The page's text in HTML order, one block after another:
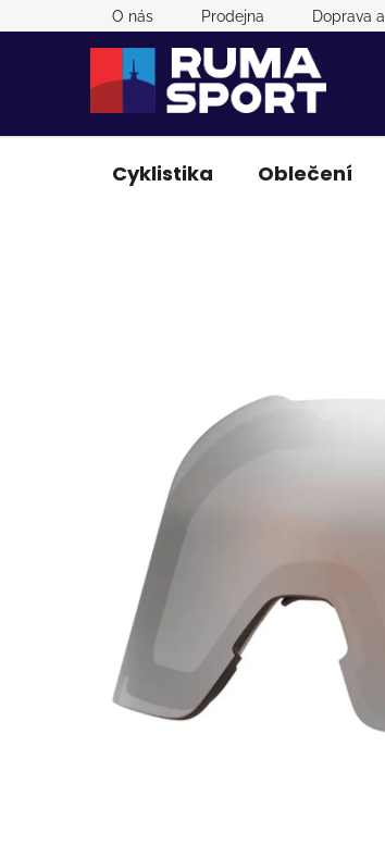
na
O nás Prodejna Doprava
Cyklistika Oblečení